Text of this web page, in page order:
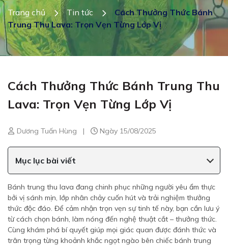
Trang chủ Tin tức
Cách Thưởng Thức Bánh
Trung Thu Lava: Trọn Vẹn Từng Lớp Vị
Cách Thưởng Thức Bánh Trung Thu
Lava: Trọn Vẹn Từng Lớp Vị
Dương Tuấn Hùng | Ngày 15/08/2025
Mục lục bài viết
Bánh trung thu lava đang chinh phục những người yêu ẩm thực
bởi vị sánh mịn, lớp nhân chảy cuốn hút và trải nghiệm thưởng
thức độc đáo. Để cảm nhận trọn vẹn sự tinh tế này, bạn cần lưu ý
từ cách chọn bánh, làm nóng đến nghệ thuật cắt – thưởng thức.
Cùng khám phá bí quyết giúp mọi giác quan được đánh thức và
trân trọng từng khoảnh khắc ngọt ngào bên chiếc bánh trung